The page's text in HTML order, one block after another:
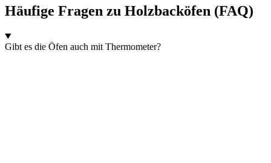
Häufige Fragen zu Holzbacköfen (FAQ)
Gibt es die Öfen auch mit Thermometer?